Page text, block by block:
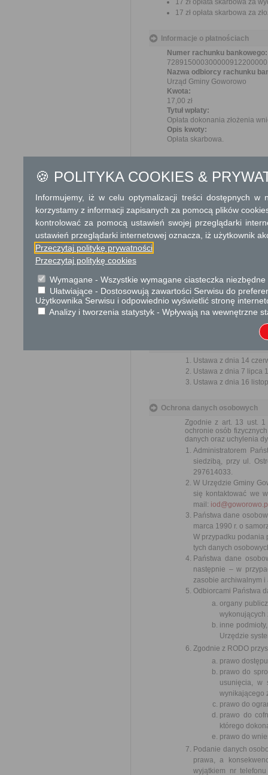
17 zł opłata skarbowa za
17 zł opłata skarbowa za
Informacje o płatnościach
Numer rachunku bankowego:
Nazwa odbiorcy rachunku
Urząd Gminy Goworowo
Kwota:
17,00 zł
Tytuł wpłaty:
Opłata dokonania złożenia
Opis kwoty:
Opłata skarbowa.
Na odmowę wydania
O zachowaniu terminu
operatora publicznego.
Skargi i wnioski
Przedmiotem wniosku
usprawnienie pracy i
Organ właściwy dla
miesiąca.
Ustawa z dnia 14
Ustawa z dnia 7 lipca
Ustawa z dnia 16
Ochrona danych osobowych
Zgodnie z art. 13 ust.
ochronie osób
danych oraz uchylenia
Administratorem
siedzibą, przy ul.
297614033.
W Urzędzie Gminy
się kontaktować we
mail:
Państwa dane
marca 1990 r. o
W przypadku podania
tych danych
Państwa dane
następnie – w
zasobie archiwalnym i
Odbiorcami Państwa
organy
wykonujących
inne
Urzędzie
Zgodnie z RODO
prawo
prawo do
usunięcia, w
wynikającego
prawo do
prawo do
którego
prawo do
Podanie danych
prawa, a
wyjątkiem nr
🍪 POLITYKA COOKIES &
Informujemy, iż w celu optymalizacji treści dostępnych w
korzystamy z informacji zapisanych za pomocą plików
kontrolować za pomocą ustawień swojej przeglądarki
ustawień przeglądarki internetowej oznacza, iż użytkownik
Przeczytaj politykę prywatności
Przeczytaj politykę cookies
Wymagane - Wszystkie wymagane ciasteczka
Ułatwiające - Dostosowują zawartości Serwisu do
Użytkownika Serwisu i odpowiednio wyświetlić stronę
Analizy i tworzenia statystyk - Wpływają na wewnętrzne